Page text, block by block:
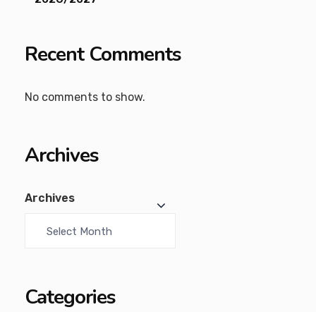
Recent Comments
No comments to show.
Archives
Archives
Categories